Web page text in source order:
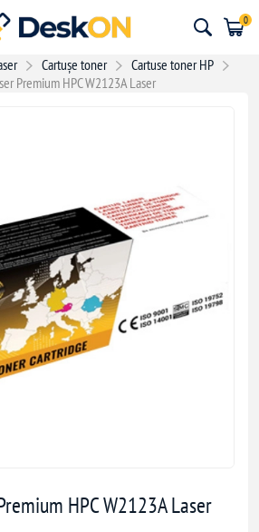
0
Cartușe toner
Cartuse toner HP
Premium HPC W2123A Laser
HPC W2123A Laser